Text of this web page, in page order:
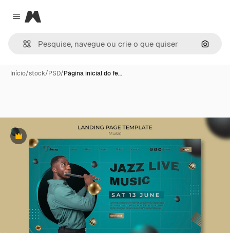
Close menu
Magnific
Início/stock/PSD/Página inicial do fe…
Premium